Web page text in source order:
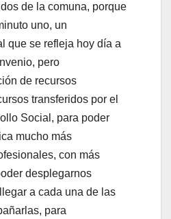
de la comuna, porque
uno, un
que se refleja hoy día a
pero
de recursos
transferidos por el
Social, para poder
mucho más
con más
desplegarnos
a cada una de las
para